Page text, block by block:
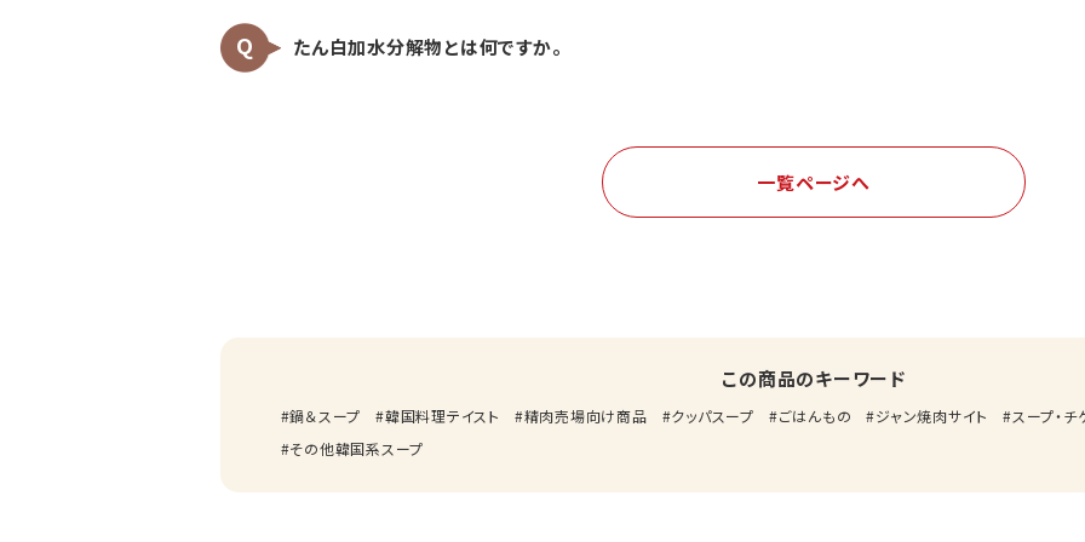
たん白加水分解物とは何ですか。
一覧ページへ
この商品のキーワード
鍋＆スープ 韓国料理テイスト 精肉売場向け商品 クッパスープ ごはんもの ジャン焼肉サイト スープ・チ
その他韓国系スープ